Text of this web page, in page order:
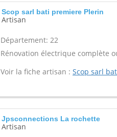
Scop sarl bati premiere Plerin
Artisan
Département: 22
Rénovation électrique complète
Voir la fiche artisan : Scop sarl
Jpsconnections La rochette
Artisan